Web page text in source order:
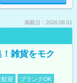
掲載日：2026.08.01
雑貨をモク
歓迎
ブランクOK